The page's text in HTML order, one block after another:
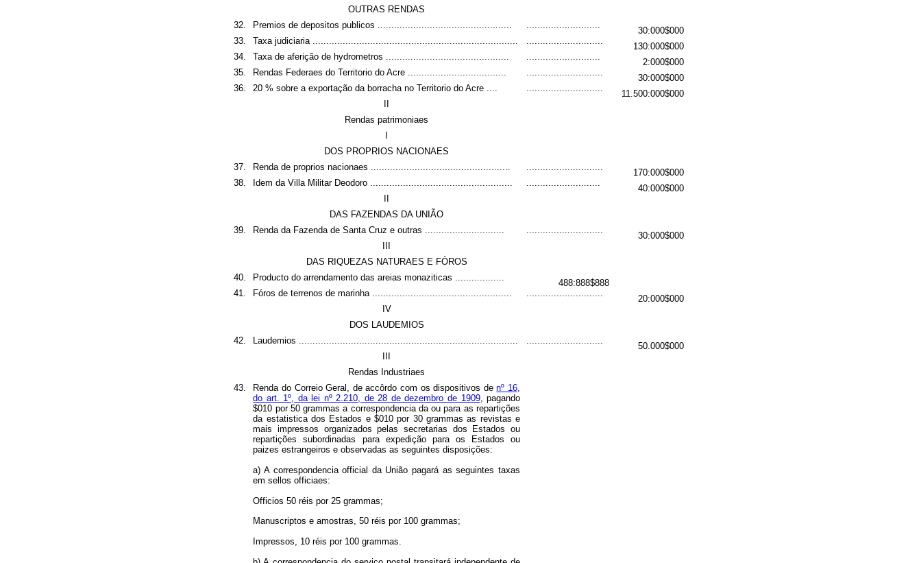
OUTRAS RENDAS
32.
Premios de depositos publicos ................................................. ...........................
30:000$000
33.
Taxa judiciaria ........................................................................... ............................
130:000$000
34.
Taxa de aferição de hydrometros ............................................. ...........................
2:000$000
35.
Rendas Federaes do Territorio do Acre .................................... ............................
30:000$000
36.
20 % sobre a exportação da borracha no Territorio do Acre .... ............................
11.500:000$000
Rendas patrimoniaes
DOS PROPRIOS NACIONAES
37.
Renda de proprios nacionaes ................................................... ............................
170:000$000
38.
Idem da Villa Militar Deodoro .................................................... ...........................
40:000$000
DAS FAZENDAS DA UNIÃO
39.
Renda da Fazenda de Santa Cruz e outras ............................. ............................
30:000$000
DAS RIQUEZAS NATURAES E FÓROS
40.
Producto do arrendamento das areias monaziticas ..................
488:888$888
41.
Fóros de terrenos de marinha ................................................... ............................
20:000$000
IV
DOS LAUDEMIOS
42.
Laudemios ................................................................................ ............................
50.000$000
Rendas Industriaes
43.
Renda do Correio Geral, de accôrdo com os dispositivos denº 16,
do art. 1º, da lei nº 2.210, de 28 de dezembro de 1909, pagando
$010 por 50 grammas a correspondencia da ou para as repartições
da estatistica dos Estados e $010 por 30 grammas as revistas e
mais impressos organizados pelas secretarias dos Estados ou
repartições subordinadas para expedição para os Estados ou
paizes estrangeiros e observadas as seguintes disposições:
a) A correspondencia official da União pagará as seguintes taxas
em sellos officiaes:
Officios 50 réis por 25 grammas;
Manuscriptos e amostras, 50 réis por 100 grammas;
Impressos, 10 réis por 100 grammas.